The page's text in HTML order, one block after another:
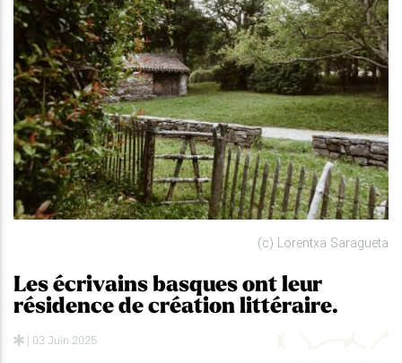
(c) Lorentxa Saragueta
Les écrivains basques ont leur
résidence de création littéraire.
| 03 Juin 2025